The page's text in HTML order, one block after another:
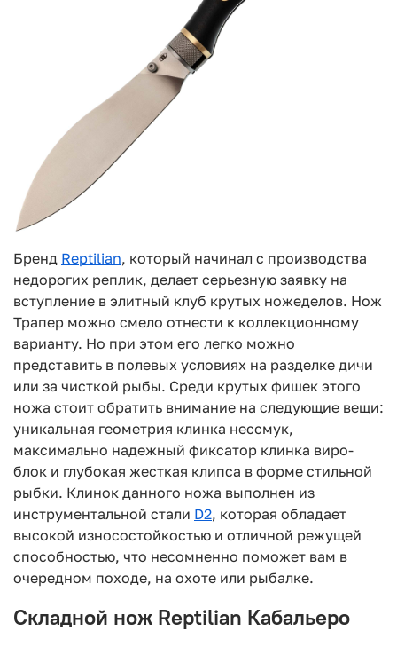
Бренд Reptilian, который начинал с производства
недорогих реплик, делает серьезную заявку на
вступление в элитный клуб крутых ножеделов. Нож
Трапер можно смело отнести к коллекционному
варианту. Но при этом его легко можно
представить в полевых условиях на разделке дичи
или за чисткой рыбы. Среди крутых фишек этого
ножа стоит обратить внимание на следующие вещи:
уникальная геометрия клинка нессмук,
максимально надежный фиксатор клинка виро-
блок и глубокая жесткая клипса в форме стильной
рыбки. Клинок данного ножа выполнен из
инструментальной стали D2, которая обладает
высокой износостойкостью и отличной режущей
способностью, что несомненно поможет вам в
очередном походе, на охоте или рыбалке.
Складной нож Reptilian Кабальеро